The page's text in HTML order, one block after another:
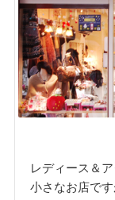
レディース＆
小さなお店で